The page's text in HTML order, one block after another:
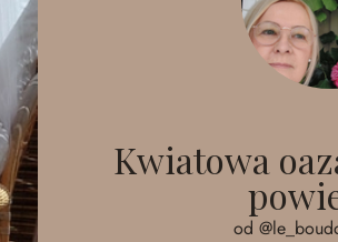
Kwiatowa
od